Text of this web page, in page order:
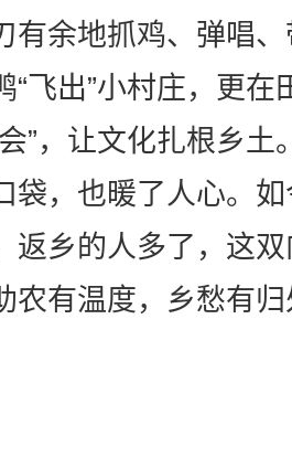
有余地抓鸡、弹唱
“飞出”小村庄，更在
”，让文化扎根乡土
袋，也暖了人心。
返乡的人多了，这
农有温度，乡愁有